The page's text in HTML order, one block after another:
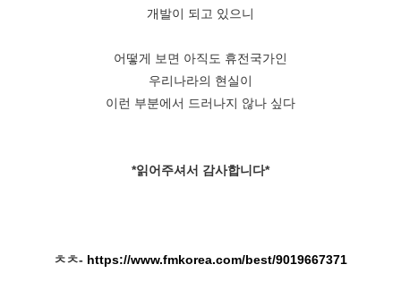
개발이 되고 있으니
어떻게 보면 아직도 휴전국가인
우리나라의 현실이
이런 부분에서 드러나지 않나 싶다
*읽어주셔서 감사합니다*
ㅊㅊ- https://www.fmkorea.com/best/9019667371